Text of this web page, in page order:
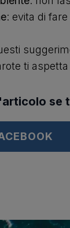
: evita di
ti
se